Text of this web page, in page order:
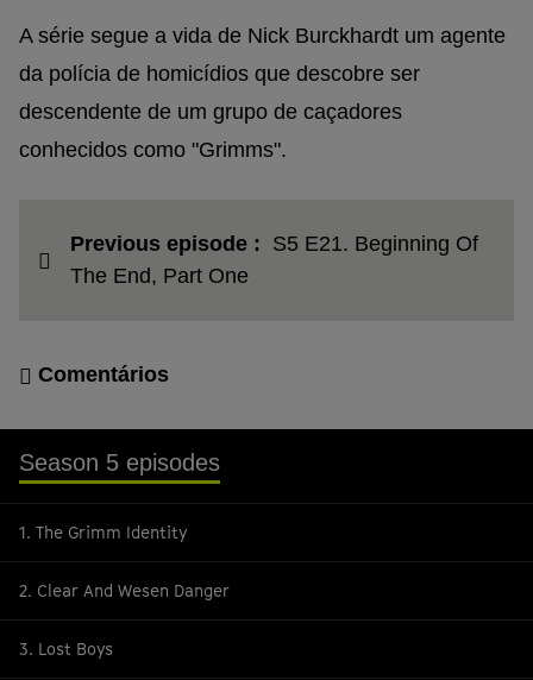
A série segue a vida de Nick Burckhardt um agente
da polícia de homicídios que descobre ser
descendente de um grupo de caçadores
conhecidos como "Grimms".
Previous episode : S5 E21. Beginning Of
The End, Part One
Comentários
Season 5 episodes
1. The Grimm Identity
2. Clear And Wesen Danger
3. Lost Boys